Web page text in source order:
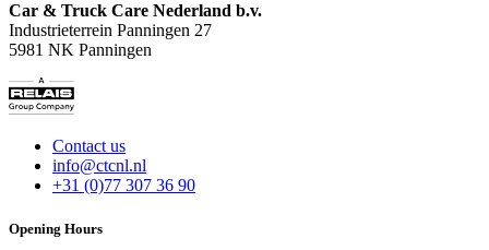
Car & Truck Care Nederland b.v.
Industrieterrein Panningen 27
5981 NK Panningen
Contact us
info@ctcnl.nl
+31 (0)77 307 36 90
Opening Hours